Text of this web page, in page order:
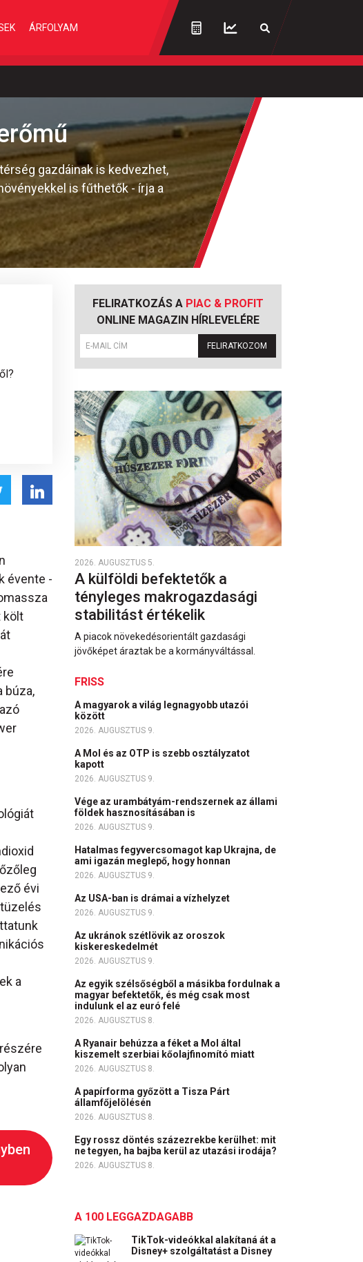
ÁRFOLYAM
gazdáinak is kedvezhet,
is fűthetők - írja a
évente -
költ
búza,
évi
a
FELIRATKOZÁS A PIAC & PROFIT
ONLINE MAGAZIN HÍRLEVELÉRE
FELIRATKOZOM
2026. AUGUSZTUS 5.
A külföldi befektetők a
tényleges makrogazdasági
stabilitást értékelik
A piacok növekedésorientált gazdasági
jövőképet áraztak be a kormányváltással.
FRISS
A magyarok a világ legnagyobb utazói
között
2026. AUGUSZTUS 9.
A Mol és az OTP is szebb osztályzatot
kapott
2026. AUGUSZTUS 9.
Vége az urambátyám-rendszernek az állami
földek hasznosításában is
2026. AUGUSZTUS 9.
Hatalmas fegyvercsomagot kap Ukrajna, de
ami igazán meglepő, hogy honnan
2026. AUGUSZTUS 9.
Az USA-ban is drámai a vízhelyzet
2026. AUGUSZTUS 9.
Az ukránok szétlövik az oroszok
kiskereskedelmét
2026. AUGUSZTUS 9.
Az egyik szélsőségből a másikba fordulnak a
magyar befektetők, és még csak most
indulunk el az euró felé
2026. AUGUSZTUS 8.
A Ryanair behúzza a féket a Mol által
kiszemelt szerbiai kőolajfinomító miatt
2026. AUGUSZTUS 8.
A papírforma győzött a Tisza Párt
államfőjelölésén
2026. AUGUSZTUS 8.
Egy rossz döntés százezrekbe kerülhet: mit
ne tegyen, ha bajba kerül az utazási irodája?
2026. AUGUSZTUS 8.
A 100 LEGGAZDAGABB
TikTok-videókkal alakítaná át a
Disney+ szolgáltatást a Disney